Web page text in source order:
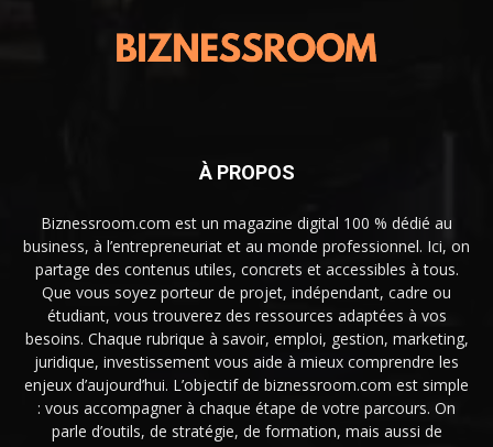
À PROPOS
Biznessroom.com est un magazine digital 100 % dédié au
business, à l’entrepreneuriat et au monde professionnel. Ici, on
partage des contenus utiles, concrets et accessibles à tous.
Que vous soyez porteur de projet, indépendant, cadre ou
étudiant, vous trouverez des ressources adaptées à vos
besoins. Chaque rubrique à savoir, emploi, gestion, marketing,
juridique, investissement vous aide à mieux comprendre les
enjeux d’aujourd’hui. L’objectif de biznessroom.com est simple
: vous accompagner à chaque étape de votre parcours. On
parle d’outils, de stratégie, de formation, mais aussi de